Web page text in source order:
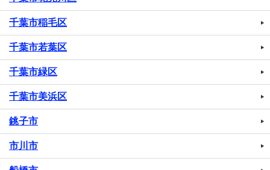
千葉市稲毛区
千葉市若葉区
千葉市緑区
千葉市美浜区
銚子市
市川市